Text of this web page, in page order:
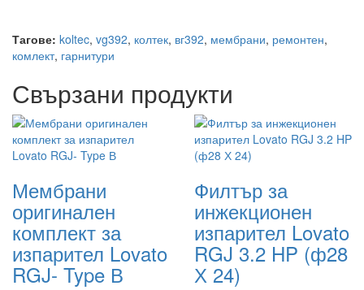
Тагове: koltec, vg392, колтек, вг392, мембрани, ремонтен,
комлект, гарнитури
Свързани продукти
Мембрани
оригинален
комплект за
изпарител Lovato
RGJ- Type В
Филтър за
инжекционен
изпарител Lovato
RGJ 3.2 HP (ф28
Х 24)